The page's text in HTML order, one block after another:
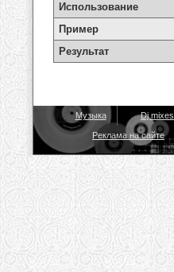
Использование
Пример
Результат
Музыка Dj mixes
Реклама на сайте